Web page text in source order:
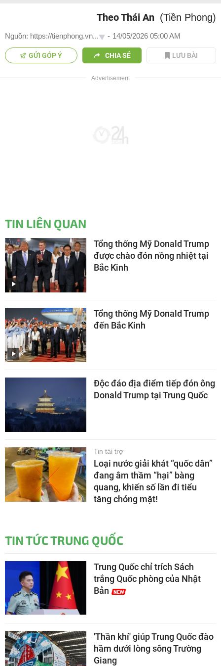
Theo Thái An (Tiền Phong)
Nguồn: https://tienphong.vn... - 14/05/2026 05:00 AM
GỬI GÓP Ý CHIA SẺ LƯU BÀI
TIN LIÊN QUAN
Tổng thống Mỹ Donald Trump
được chào đón nồng nhiệt tại
Bắc Kinh
Tổng thống Mỹ Donald Trump
đến Bắc Kinh
Độc đáo địa điểm tiếp đón ông
Donald Trump tại Trung Quốc
Tin tài trợ
Loại nước giải khát “quốc dân”
đang âm thầm “hại” bàng
quang, khiến số lần đi tiểu
tăng chóng mặt!
TIN TỨC TRUNG QUỐC
Trung Quốc chỉ trích Sách
trắng Quốc phòng của Nhật
Bản
'Thần khí' giúp Trung Quốc đào
hầm dưới lòng sông Trường
Giang